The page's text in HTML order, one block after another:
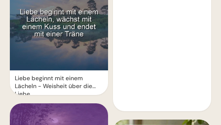
Liebe beginnt mit einem
Lächeln - Weisheit über die
Liebe